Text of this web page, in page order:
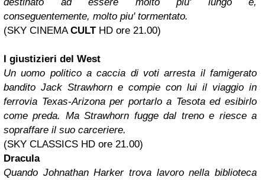
conseguentemente, molto piu' tormentato.
(SKY CINEMACULTHD ore 21.00)
I giustizieri del West
Un uomo politico a caccia di voti arresta il famigerato
bandito Jack Strawhorn e compie con lui il viaggio in
ferrovia Texas-Arizona per portarlo a Tesota ed esibirlo
come preda. Ma Strawhorn fugge dal treno e riesce a
sopraffare il suo carceriere.
(SKY CLASSICS HD ore 21.00)
Dracula
Quando Johnathan Harker trova lavoro nella biblioteca